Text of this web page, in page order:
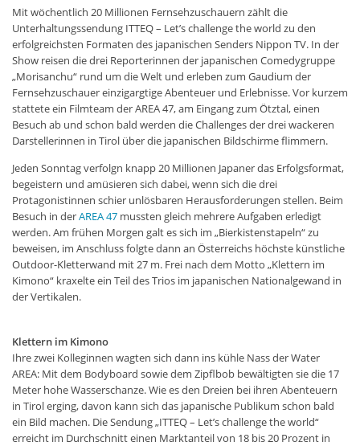
Datenschutzerklärung
Mit wöchentlich 20 Millionen Fernsehzuschauern zählt die
Unterhaltungssendung ITTEQ – Let’s challenge the world zu den
erfolgreichsten Formaten des japanischen Senders Nippon TV. In der
Show reisen die drei Reporterinnen der japanischen Comedygruppe
„Morisanchu“ rund um die Welt und erleben zum Gaudium der
Fernsehzuschauer einzigargtige Abenteuer und Erlebnisse. Vor kurzem
stattete ein Filmteam der AREA 47, am Eingang zum Ötztal, einen
Besuch ab und schon bald werden die Challenges der drei wackeren
Darstellerinnen in Tirol über die japanischen Bildschirme flimmern.
Jeden Sonntag verfolgn knapp 20 Millionen Japaner das Erfolgsformat,
begeistern und amüsieren sich dabei, wenn sich die drei
Protagonistinnen schier unlösbaren Herausforderungen stellen. Beim
Besuch in derAREA 47 mussten gleich mehrere Aufgaben erledigt
werden. Am frühen Morgen galt es sich im „Bierkistenstapeln“ zu
beweisen, im Anschluss folgte dann an Österreichs höchste künstliche
Outdoor-Kletterwand mit 27 m. Frei nach dem Motto „Klettern im
Kimono“ kraxelte ein Teil des Trios im japanischen Nationalgewand in
der Vertikalen.
Klettern im Kimono
Ihre zwei Kolleginnen wagten sich dann ins kühle Nass der Water
AREA: Mit dem Bodyboard sowie dem Zipflbob bewältigten sie die 17
Meter hohe Wasserschanze. Wie es den Dreien bei ihren Abenteuern
in Tirol erging, davon kann sich das japanische Publikum schon bald
ein Bild machen. Die Sendung „ITTEQ – Let’s challenge the world“
erreicht im Durchschnitt einen Marktanteil von 18 bis 20 Prozent in